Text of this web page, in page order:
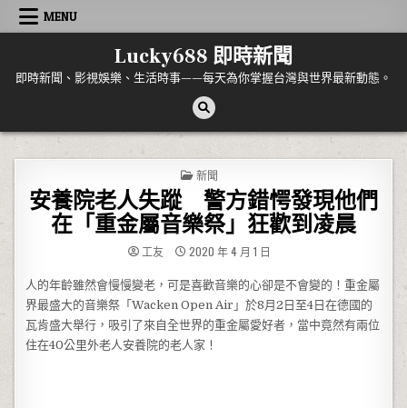
Skip to content
MENU
Lucky688 即時新聞
即時新聞、影視娛樂、生活時事——每天為你掌握台灣與世界最新動態。
POSTED IN
新聞
安養院老人失蹤 警方錯愕發現他們
在「重金屬音樂祭」狂歡到凌晨
工友 2020 年 4 月 1 日
人的年齡雖然會慢慢變老，可是喜歡音樂的心卻是不會變的！重金屬
界最盛大的音樂祭「Wacken Open Air」於8月2日至4日在德國的
瓦肯盛大舉行，吸引了來自全世界的重金屬愛好者，當中竟然有兩位
住在40公里外老人安養院的老人家！